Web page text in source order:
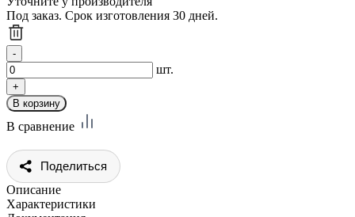
Под заказ. Срок изготовления 30 дней.
шт.
В сравнение
Поделиться
Описание
Характеристики